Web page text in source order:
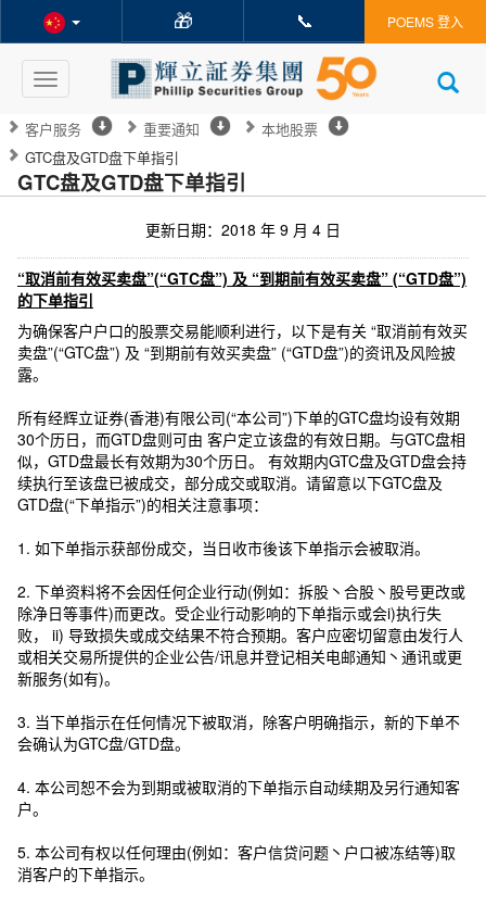
🎁 📞 POEMS 登入
Toggle
navigation
客户服务 重要通知
本地股票
GTC盘及GTD盘下单指引
GTC盘及GTD盘下单指引
更新日期：2018 年 9 月 4 日
“取消前有效买卖盘”(“GTC盘”) 及 “到期前有效买卖盘” (“GTD盘”)
的下单指引
为确保客户户口的股票交易能顺利进行，以下是有关 “取消前有效买
卖盘”(“GTC盘”) 及 “到期前有效买卖盘” (“GTD盘”)的资讯及风险披
露。
所有经辉立证券(香港)有限公司(“本公司”)下单的GTC盘均设有效期
30个历日，而GTD盘则可由 客户定立该盘的有效日期。与GTC盘相
似，GTD盘最长有效期为30个历日。 有效期内GTC盘及GTD盘会持
续执行至该盘已被成交，部分成交或取消。请留意以下GTC盘及
GTD盘(“下单指示”)的相关注意事项：
1. 如下单指示获部份成交，当日收市後该下单指示会被取消。
2. 下单资料将不会因任何企业行动(例如：拆股丶合股丶股号更改或
除净日等事件)而更改。受企业行动影响的下单指示或会i)执行失
败， ii) 导致损失或成交结果不符合预期。客户应密切留意由发行人
或相关交易所提供的企业公告/讯息并登记相关电邮通知丶通讯或更
新服务(如有)。
3. 当下单指示在任何情况下被取消，除客户明确指示，新的下单不
会确认为GTC盘/GTD盘。
4. 本公司恕不会为到期或被取消的下单指示自动续期及另行通知客
户。
5. 本公司有权以任何理由(例如：客户信贷问题丶户口被冻结等)取
消客户的下单指示。